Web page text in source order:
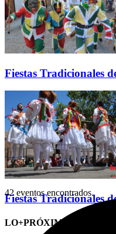
Fiestas Tradicionales
Fiestas Tradicionales
LO+PRÓXIMO (CITAS)
42 eventos encontrados.